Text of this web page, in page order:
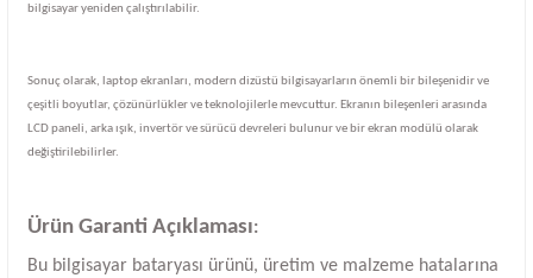
bilgisayar yeniden çalıştırılabilir.
Sonuç olarak, laptop ekranları, modern dizüstü bilgisayarların önemli bir bileşenidir ve
çeşitli boyutlar, çözünürlükler ve teknolojilerle mevcuttur. Ekranın bileşenleri arasında
LCD paneli, arka ışık, invertör ve sürücü devreleri bulunur ve bir ekran modülü olarak
değiştirilebilirler.
Ürün Garanti Açıklaması:
Bu bilgisayar bataryası ürünü, üretim ve malzeme hatalarına